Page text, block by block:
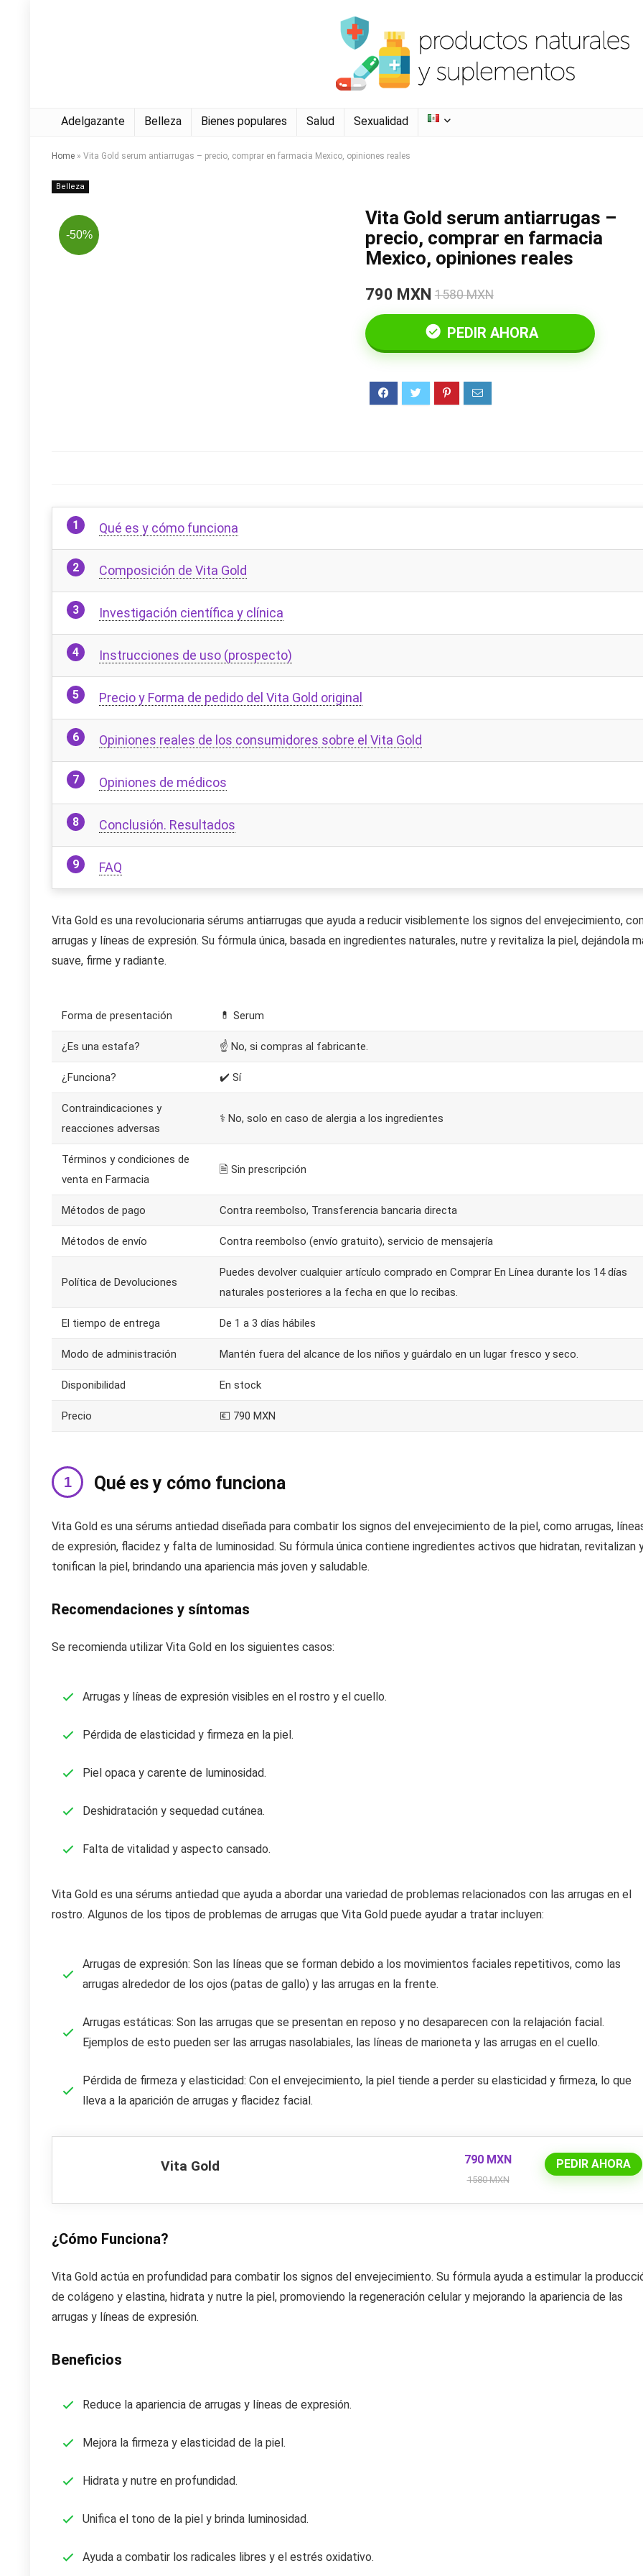
Adelgazante Belleza Bienes populares Salud Sexualidad
Home » Vita Gold serum antiarrugas – precio, comprar en farmacia Mexico, opiniones reales
Belleza
-50%
Vita Gold serum antiarrugas –
precio, comprar en farmacia
Mexico, opiniones reales
790 MXN 1580 MXN
PEDIR AHORA
Qué es y cómo funciona
Composición de Vita Gold
Investigación científica y clínica
Instrucciones de uso (prospecto)
Precio y Forma de pedido del Vita Gold original
Opiniones reales de los consumidores sobre el Vita Gold
Opiniones de médicos
Conclusión. Resultados
FAQ
Vita Gold es una revolucionaria sérums antiarrugas que ayuda a reducir visiblemente los signos del envejecimiento,
arrugas y líneas de expresión. Su fórmula única, basada en ingredientes naturales, nutre y revitaliza la piel, dejándola
suave, firme y radiante.
Forma de presentación 💊 Serum
¿Es una estafa? ☝ No, si compras al fabricante.
¿Funciona? ✔️ Sí
Contraindicaciones y
reacciones adversas
⚕️ No, solo en caso de alergia a los ingredientes
Términos y condiciones de
venta en Farmacia
🗎 Sin prescripción
Métodos de pago Contra reembolso, Transferencia bancaria directa
Métodos de envío Contra reembolso (envío gratuito), servicio de mensajería
Política de Devoluciones
Puedes devolver cualquier artículo comprado en Comprar En Línea durante los 14 días
naturales posteriores a la fecha en que lo recibas.
El tiempo de entrega De 1 a 3 días hábiles
Modo de administración Mantén fuera del alcance de los niños y guárdalo en un lugar fresco y seco.
Disponibilidad En stock
Precio 💶 790 MXN
Qué es y cómo funciona
Vita Gold es una sérums antiedad diseñada para combatir los signos del envejecimiento de la piel, como arrugas,
de expresión, flacidez y falta de luminosidad. Su fórmula única contiene ingredientes activos que hidratan, revitalizan
tonifican la piel, brindando una apariencia más joven y saludable.
Recomendaciones y síntomas
Se recomienda utilizar Vita Gold en los siguientes casos:
Arrugas y líneas de expresión visibles en el rostro y el cuello.
Pérdida de elasticidad y firmeza en la piel.
Piel opaca y carente de luminosidad.
Deshidratación y sequedad cutánea.
Falta de vitalidad y aspecto cansado.
Vita Gold es una sérums antiedad que ayuda a abordar una variedad de problemas relacionados con las arrugas en el
rostro. Algunos de los tipos de problemas de arrugas que Vita Gold puede ayudar a tratar incluyen:
Arrugas de expresión: Son las líneas que se forman debido a los movimientos faciales repetitivos, como las
arrugas alrededor de los ojos (patas de gallo) y las arrugas en la frente.
Arrugas estáticas: Son las arrugas que se presentan en reposo y no desaparecen con la relajación facial.
Ejemplos de esto pueden ser las arrugas nasolabiales, las líneas de marioneta y las arrugas en el cuello.
Pérdida de firmeza y elasticidad: Con el envejecimiento, la piel tiende a perder su elasticidad y firmeza, lo que
lleva a la aparición de arrugas y flacidez facial.
Vita Gold 790 MXN
1580 MXN
PEDIR AHORA
¿Cómo Funciona?
Vita Gold actúa en profundidad para combatir los signos del envejecimiento. Su fórmula ayuda a estimular la
de colágeno y elastina, hidrata y nutre la piel, promoviendo la regeneración celular y mejorando la apariencia de las
arrugas y líneas de expresión.
Beneficios
Reduce la apariencia de arrugas y líneas de expresión.
Mejora la firmeza y elasticidad de la piel.
Hidrata y nutre en profundidad.
Unifica el tono de la piel y brinda luminosidad.
Ayuda a combatir los radicales libres y el estrés oxidativo.